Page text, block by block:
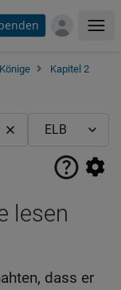
Kapitel 2
lesen
dass er